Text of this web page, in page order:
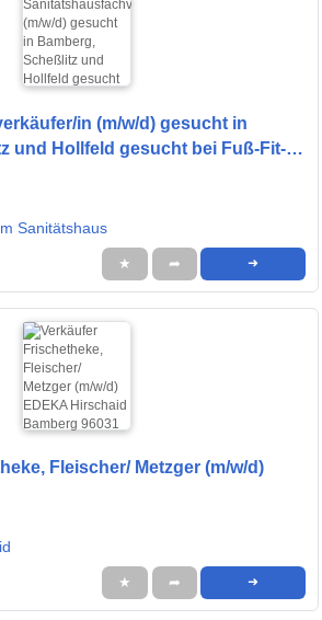
in (m/w/d) gesucht in
und Hollfeld gesucht bei Fuß-Fit-
Sanitätshaus
★ ➦ ➜
Fleischer/ Metzger (m/w/d)
★ ➦ ➜